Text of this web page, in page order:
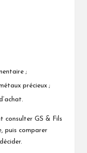
;
précieux ;
consulter GS & Fils
puis comparer